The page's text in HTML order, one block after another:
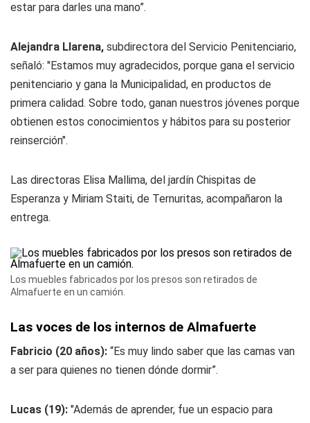
estar para darles una mano”.
Alejandra Llarena, subdirectora del Servicio Penitenciario,
señaló: "Estamos muy agradecidos, porque gana el servicio
penitenciario y gana la Municipalidad, en productos de
primera calidad. Sobre todo, ganan nuestros jóvenes porque
obtienen estos conocimientos y hábitos para su posterior
reinserción".
Las directoras Elisa Mallima, del jardín Chispitas de
Esperanza y Miriam Staiti, de Ternuritas, acompañaron la
entrega.
Los muebles fabricados por los presos son retirados de
Almafuerte en un camión.
Las voces de los internos de Almafuerte
Fabricio (20 años): “Es muy lindo saber que las camas van
a ser para quienes no tienen dónde dormir”.
Lucas (19): "Además de aprender, fue un espacio para